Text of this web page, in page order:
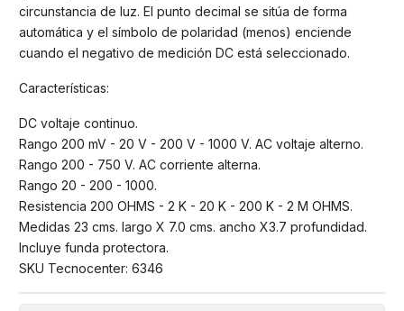
circunstancia de luz. El punto decimal se sitúa de forma
automática y el símbolo de polaridad (menos) enciende
cuando el negativo de medición DC está seleccionado.
Características:
DC voltaje continuo.
Rango 200 mV - 20 V - 200 V - 1000 V. AC voltaje alterno.
Rango 200 - 750 V. AC corriente alterna.
Rango 20 - 200 - 1000.
Resistencia 200 OHMS - 2 K - 20 K - 200 K - 2 M OHMS.
Medidas 23 cms. largo X 7.0 cms. ancho X3.7 profundidad.
Incluye funda protectora.
SKU Tecnocenter: 6346